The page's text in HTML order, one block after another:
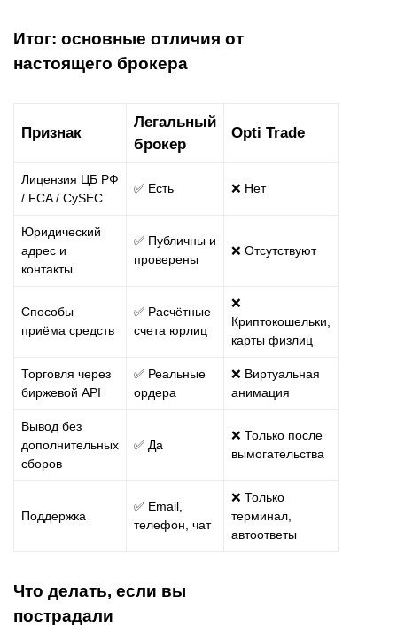
Итог: основные отличия от
настоящего брокера
Признак
Легальный
брокер
Opti Trade
Лицензия ЦБ РФ
/ FCA / CySEC
✅ Есть ❌ Нет
Юридический
адрес и
контакты
✅ Публичны и
проверены
❌ Отсутствуют
Способы
приёма средств
✅ Расчётные
счета юрлиц
❌
Криптокошельки,
карты физлиц
Торговля через
биржевой API
✅ Реальные
ордера
❌ Виртуальная
анимация
Вывод без
дополнительных
сборов
✅ Да
❌ Только после
вымогательства
Поддержка
✅ Email,
телефон, чат
❌ Только
терминал,
автоответы
Что делать, если вы
пострадали